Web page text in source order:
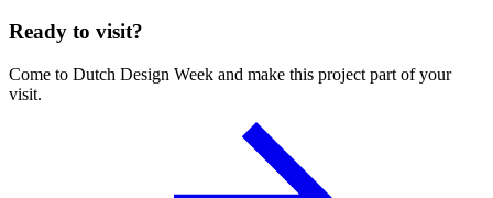
Ready to visit?
Come to Dutch Design Week and make this project part of your
visit.